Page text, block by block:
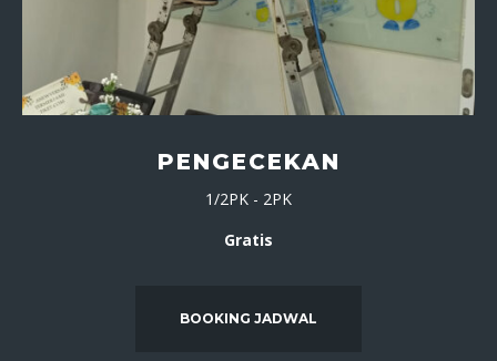
PENGECEKAN
1/2PK - 2PK
Gratis
BOOKING JADWAL